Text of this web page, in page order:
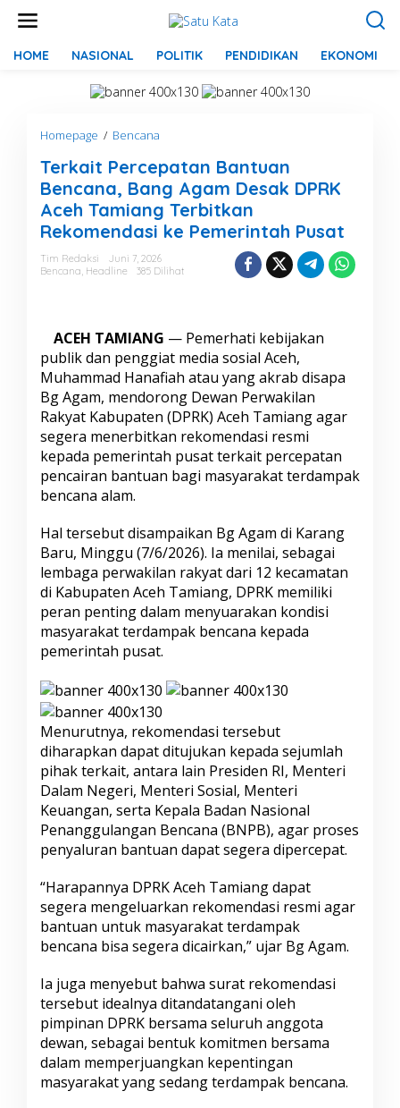
HOME NASIONAL POLITIK PENDIDIKAN EKONOMI
Homepage / Bencana
r
k
a
i
e
r
a
t
a
n
a
n
t
u
e
n
c
a
n
a
,
B
n
g
A
g
a
D
e
s
a
k
D
R
K
A
c
e
T
a
m
i
a
n
g
Terkait Percepatan Bantuan
Bencana, Bang Agam Desak DPRK
Aceh Tamiang Terbitkan
Rekomendasi ke Pemerintah Pusat
Tim Redaksi
Juni 7, 2026
Bencana, Headline 385 Dilihat
ACEH TAMIANG — Pemerhati kebijakan
publik dan penggiat media sosial Aceh,
Muhammad Hanafiah atau yang akrab disapa
Bg Agam, mendorong Dewan Perwakilan
Rakyat Kabupaten (DPRK) Aceh Tamiang agar
segera menerbitkan rekomendasi resmi
kepada pemerintah pusat terkait percepatan
pencairan bantuan bagi masyarakat terdampak
bencana alam.
Hal tersebut disampaikan Bg Agam di Karang
Baru, Minggu (7/6/2026). Ia menilai, sebagai
lembaga perwakilan rakyat dari 12 kecamatan
di Kabupaten Aceh Tamiang, DPRK memiliki
peran penting dalam menyuarakan kondisi
masyarakat terdampak bencana kepada
pemerintah pusat.
Menurutnya, rekomendasi tersebut
diharapkan dapat ditujukan kepada sejumlah
pihak terkait, antara lain Presiden RI, Menteri
Dalam Negeri, Menteri Sosial, Menteri
Keuangan, serta Kepala Badan Nasional
Penanggulangan Bencana (BNPB), agar proses
penyaluran bantuan dapat segera dipercepat.
“Harapannya DPRK Aceh Tamiang dapat
segera mengeluarkan rekomendasi resmi agar
bantuan untuk masyarakat terdampak
bencana bisa segera dicairkan,” ujar Bg Agam.
Ia juga menyebut bahwa surat rekomendasi
tersebut idealnya ditandatangani oleh
pimpinan DPRK bersama seluruh anggota
dewan, sebagai bentuk komitmen bersama
dalam memperjuangkan kepentingan
masyarakat yang sedang terdampak bencana.